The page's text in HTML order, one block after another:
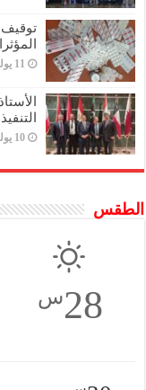
11 يوليو,2023
10 يوليو,2023
الطقس
28س